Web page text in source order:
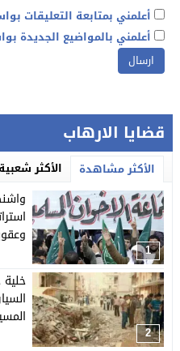
أعلمني بمتابعة التعليقات
أعلمني بالمواضيع الجديدة
قضايا الارهاب
الأكثر مشاهدة الأكثر شعبية
1
2